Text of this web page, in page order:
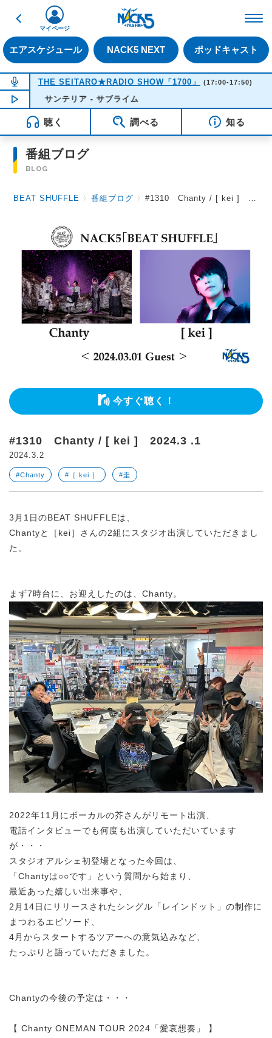
戻る
エアスケジュール NACK5 NEXT ポッドキャスト
マイページ
NOW ON AIR
THE SEITARO★RADIO SHOW「1700」 (17:00-17:50)
NOW PLAYING17:43
サンテリア - サブライム
聴く 調べる 知る
番組ブログ
BLOG
BEAT SHUFFLE 〉番組ブログ 〉#1310 Chanty / [ kei ] 2024.3 .1
今すぐ聴く！
#1310 Chanty / [ kei ] 2024.3 .1
2024.3.2
#Chanty #［ kei ］ #圭
3月1日のBEAT SHUFFLEは、
Chantyと［kei］さんの2組にスタジオ出演していただきまし
た。
まず7時台に、お迎えしたのは、Chanty。
2022年11月にボーカルの芥さんがリモート出演、
電話インタビューでも何度も出演していただいています
が・・・
スタジオアルシェ初登場となった今回は、
「Chantyは○○です」という質問から始まり、
最近あった嬉しい出来事や、
2月14日にリリースされたシングル「レインドット」の制作に
まつわるエピソード、
4月からスタートするツアーへの意気込みなど、
たっぷりと語っていただきました。
Chantyの今後の予定は・・・
【 Chanty ONEMAN TOUR 2024「愛哀想奏」 】